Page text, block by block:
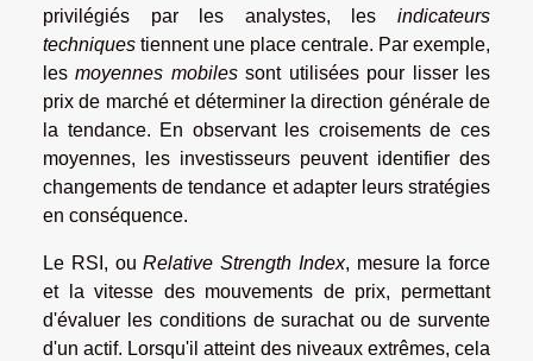
privilégiés par les analystes, les indicateurs
techniques tiennent une place centrale. Par exemple,
lesmoyennes mobilessont utilisées pour lisser les
prix de marché et déterminer la direction générale de
la tendance. En observant les croisements de ces
moyennes, les investisseurs peuvent identifier des
changements de tendance et adapter leurs stratégies
en conséquence.
Le RSI, ouRelative Strength Index, mesure la force
et la vitesse des mouvements de prix, permettant
d'évaluer les conditions de surachat ou de survente
d'un actif. Lorsqu'il atteint des niveaux extrêmes, cela